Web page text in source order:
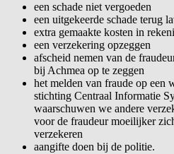
een schade niet vergoeden
een uitgekeerde schade terug
extra gemaakte kosten in
een verzekering opzeggen
afscheid nemen van de
bij Achmea op te zeggen
het melden van fraude op een
stichting Centraal Informatie
waarschuwen we andere
voor de fraudeur moeilijker
verzekeren
aangifte doen bij de politie.